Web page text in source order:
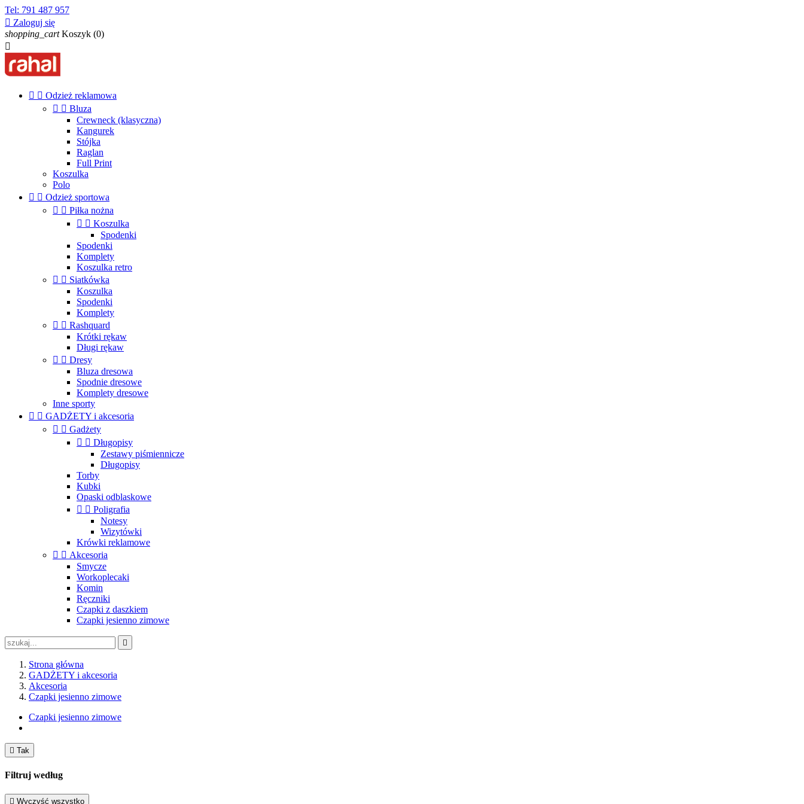
Tel: 791 487 957
 Zaloguj się
shopping_cart Koszyk (0)

  Odzież reklamowa
  Bluza
Crewneck (klasyczna)
Kangurek
Stójka
Raglan
Full Print
Koszulka
Polo
  Odzież sportowa
  Piłka nożna
  Koszulka
Spodenki
Spodenki
Komplety
Koszulka retro
  Siatkówka
Koszulka
Spodenki
Komplety
  Rashquard
Krótki rękaw
Długi rękaw
  Dresy
Bluza dresowa
Spodnie dresowe
Komplety dresowe
Inne sporty
  GADŻETY i akcesoria
  Gadżety
  Długopisy
Zestawy piśmiennicze
Długopisy
Torby
Kubki
Opaski odblaskowe
  Poligrafia
Notesy
Wizytówki
Krówki reklamowe
  Akcesoria
Smycze
Workoplecaki
Komin
Ręczniki
Czapki z daszkiem
Czapki jesienno zimowe

Strona główna
GADŻETY i akcesoria
Akcesoria
Czapki jesienno zimowe
Czapki jesienno zimowe
 Tak
Filtruj według
 Wyczyść wszystko